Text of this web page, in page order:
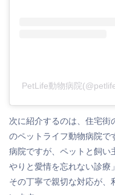
PetLife動物病院
次に紹介するのは、住宅街
のペットライフ動物病院で
病院ですが、ペットと飼い
やりと愛情を忘れない診療
その丁寧で親切な対応が、